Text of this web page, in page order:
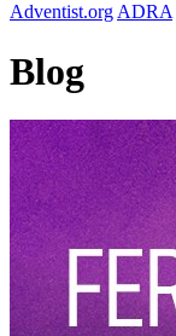
Adventist.org ADRA
Blog